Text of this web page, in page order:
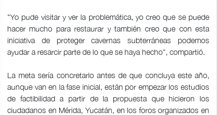
"Yo pude visitar y ver la problemática, yo creo que se puede
hacer mucho para restaurar y también creo que con esta
iniciativa de proteger cavernas subterráneas podemos
ayudar a resarcir parte de lo que se haya hecho", compartió.
La meta sería concretarlo antes de que concluya este año,
aunque van en la fase inicial, están por empezar los estudios
de factibilidad a partir de la propuesta que hicieron los
ciudadanos en Mérida, Yucatán, en los foros organizados en